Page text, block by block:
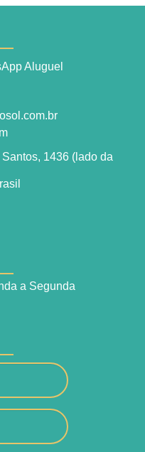
Aluguel
1436 (lado da
a Segunda